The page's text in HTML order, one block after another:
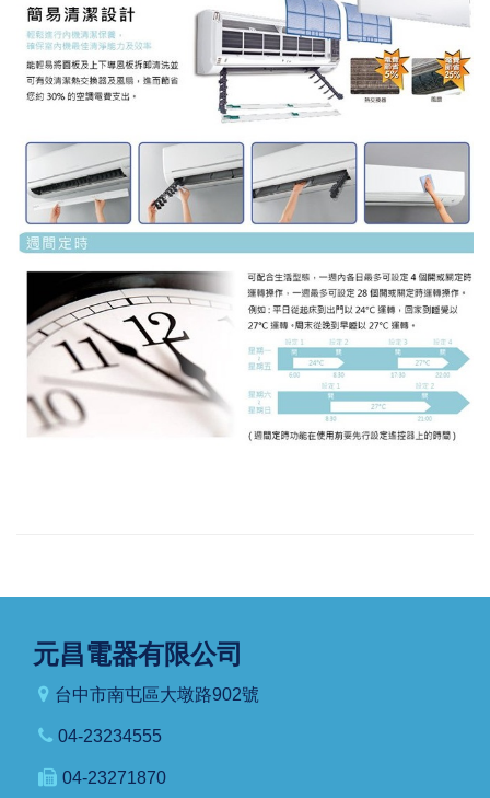
元昌電器有限公司
台中市南屯區大墩路902號
04-23234555
04-23271870